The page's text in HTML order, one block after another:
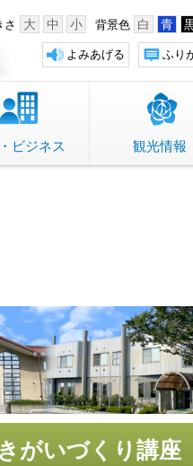
背景色 白 青
さ 大 中 小
ふり
よみあげる
ビジネス 観光情報
がいづくり講座